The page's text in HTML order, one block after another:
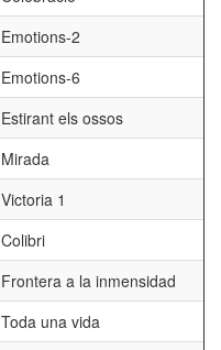
Emotions-2
Emotions-6
Estirant els ossos
Mirada
Victoria 1
Colibri
Frontera a la inmensidad
Toda una vida